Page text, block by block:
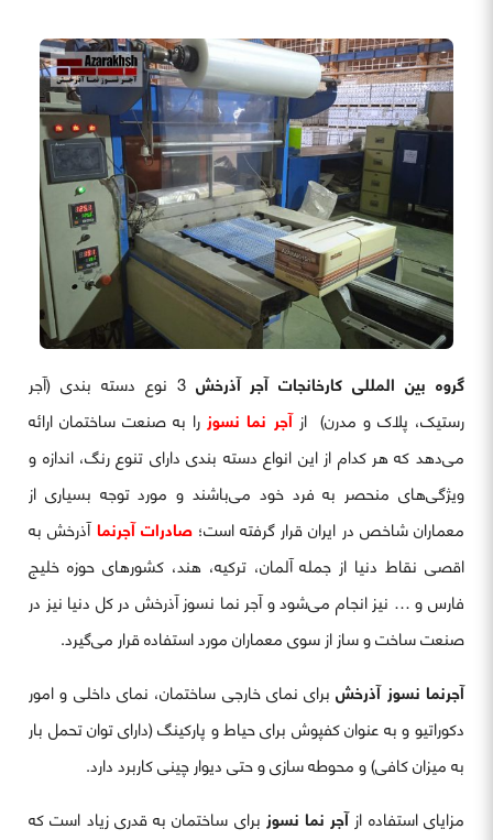
گروه بین المللی کارخانجات آجر آذرخش
3 نوع دسته بندی (آجر
رستیک، پلاک و مدرن) ازآجر نما نسوزرا به صنعت ساختمان ارائه
می‌دهد که هر کدام از این انواع دسته بندی دارای تنوع رنگ، اندازه و
ویژگی‌های منحصر به فرد خود می‌باشند و مورد توجه بسیاری از
معماران شاخص در ایران قرار گرفته است؛صادراتآجرنماآذرخش به
اقصی نقاط دنیا از جمله آلمان، ترکیه، هند، کشورهای حوزه خلیج
فارس و … نیز انجام می‌شود و آجر نما نسوز آذرخش در کل دنیا نیز در
صنعت ساخت و ساز از سوی معماران مورد استفاده قرار می‌گیرد.
آجرنما نسوز آذرخشبرای نمای خارجی ساختمان، نمای داخلی و امور
دکوراتیو و به عنوان کفپوش برای حیاط و پارکینگ (دارای توان تحمل بار
به میزان کافی) و محوطه سازی و حتی دیوار چینی کاربرد دارد.
مزایای استفاده ازآجر نما نسوزبرای ساختمان به قدری زیاد است که